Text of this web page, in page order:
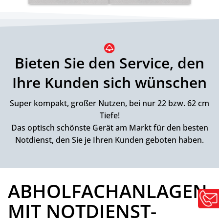
Bieten Sie den Service, den
Ihre Kunden sich wünschen
Super kompakt, großer Nutzen, bei nur 22 bzw. 62 cm
Tiefe!
Das optisch schönste Gerät am Markt für den besten
Notdienst, den Sie je Ihren Kunden geboten haben.
ABHOLFACH­ANLAGEN
MIT NOTDIENST­